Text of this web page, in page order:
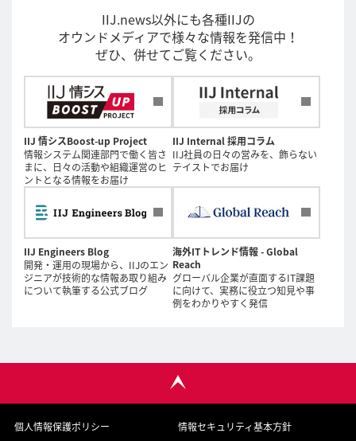
IIJ.news以外にも各種IIJの
オウンドメディアで様々な情報を発信中！
ぜひ、併せてご覧ください。
IIJ 情シスBoost-up Project
情報システム関連部門で働く皆さ
まに、日々の活動や組織運営のヒ
ントとなる情報をお届け
IIJ Internal 採用コラム
IIJ社員の日々の営みを、飾らない
テイストでお届け
IIJ Engineers Blog
開発・運用の現場から、IIJのエン
ジニアが技術的な情報あ取り組み
について執筆する公式ブログ
海外ITトレンド情報 - Global
Reach
グローバル企業が直面するIT課題
に向けて、実務に役立つ知見や事
例をわかりやすく発信
個人情報保護ポリシー 情報セキュリティ基本方針